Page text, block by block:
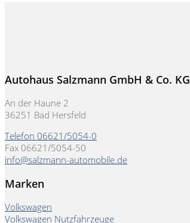
Autohaus Salzmann GmbH & Co. KG
An der Haune 2
36251 Bad Hersfeld
Telefon 06621/5054-0
Fax 06621/5054-50
info@salzmann-automobile.de
Marken
Volkswagen
Volkswagen Nutzfahrzeuge